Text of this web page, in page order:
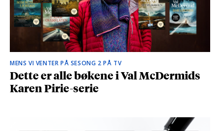
MENS VI VENTER PÅ SESONG 2 PÅ TV
Dette er alle bøkene i Val McDermids
Karen Pirie-serie